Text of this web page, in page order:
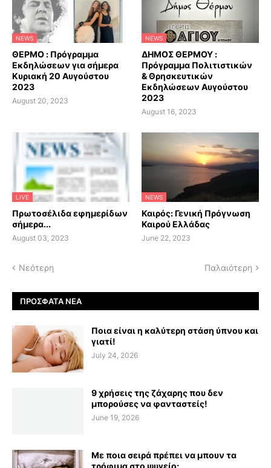
NEWS
ΘΕΡΜΟ : Πρόγραμμα
Εκδηλώσεων για σήμερα
Κυριακή 20 Αυγούστου
2023
August 20, 2023
NEWS
ΔΗΜΟΣ ΘΕΡΜΟΥ :
Πρόγραμμα Πολιτιστικών
& Θρησκευτικών
Εκδηλώσεων Αυγούστου
2023
August 16, 2023
LIVE
Πρωτοσέλιδα εφημερίδων
σήμερα...
August 03, 2023
NEWS
Καιρός: Γενική Πρόγνωση
Καιρού Ελλάδας
June 22, 2023
Νεότερη Παλαιότερη
ΠΡΌΣΦΑΤΑ ΝΈΑ
Ποια είναι η καλύτερη στάση ύπνου και
γιατί!
July 24, 2026
9 χρήσεις της ζάχαρης που δεν
μπορούσες να φανταστείς!
June 19, 2026
Με ποια σειρά πρέπει να μπουν τα